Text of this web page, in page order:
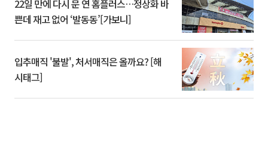
22일 만에 다시 문 연 홈플러스…정상화 바
쁜데 재고 없어 ‘발동동’[가보니]
입추매직 '불발', 처서매직은 올까요? [해
시태그]